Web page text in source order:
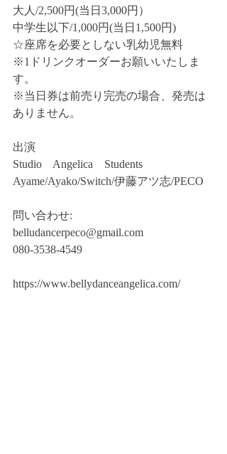
大人/2,500円(当日3,000円）
中学生以下/1,000円(当日1,500円)
☆座席を必要としない乳幼児無料
※1ドリンクオーダーお願いいたしま
す。
※当日券は前売り完売の場合、発売は
ありません。
出演
Studio　Angelica　Students
Ayame/Ayako/Switch/伊藤アツ志/PECO
問い合わせ:
belludancerpeco@gmail.com
080-3538-4549
https://www.bellydanceangelica.com/